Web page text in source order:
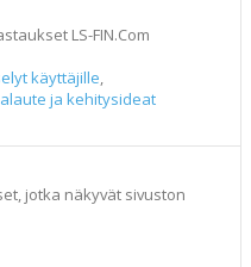
LS-FIN.Com
käyttäjille,
ja kehitysideat
jotka näkyvät sivuston